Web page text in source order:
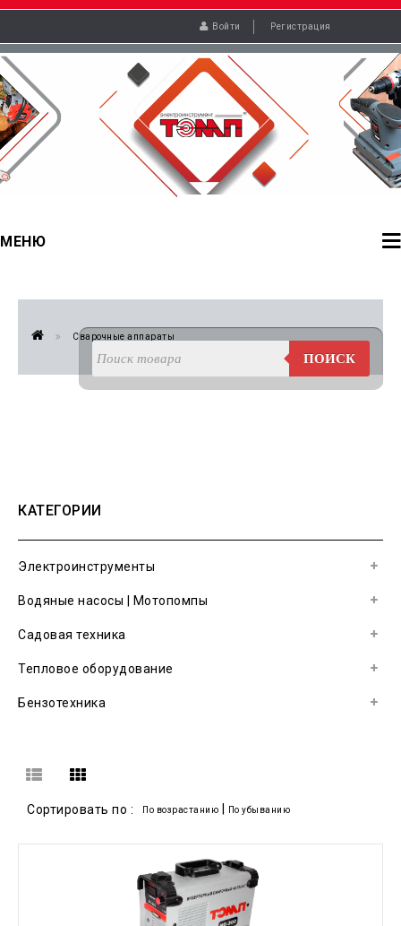
Войти Регистрация
МЕНЮ
Сварочные аппараты
ПОИСК
КАТЕГОРИИ
Электроинструменты
Водяные насосы | Мотопомпы
Садовая техника
Тепловое оборудование
Бензотехника
Сортировать по : По возрастанию По убыванию